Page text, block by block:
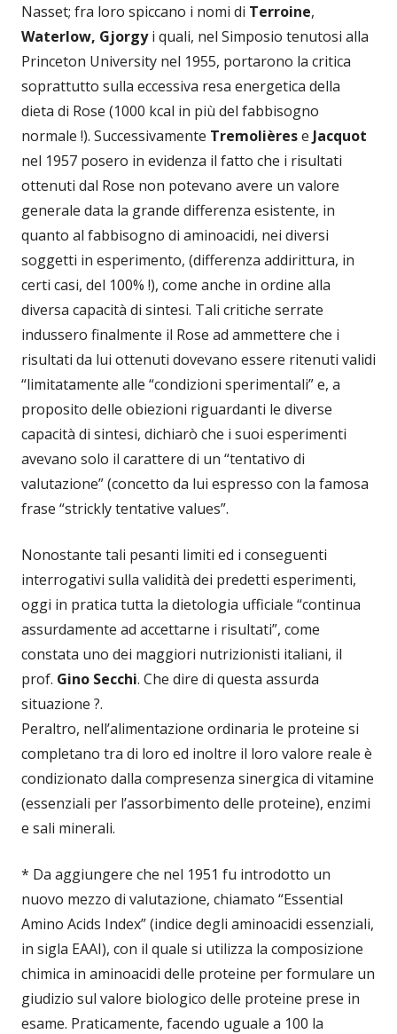
Nasset; fra loro spiccano i nomi di Terroine,
Waterlow, Gjorgyi quali, nel Simposio tenutosi alla
Princeton University nel 1955, portarono la critica
soprattutto sulla eccessiva resa energetica della
dieta di Rose (1000 kcal in più del fabbisogno
normale !). Successivamente Tremolièrese Jacquot
nel 1957 posero in evidenza il fatto che i risultati
ottenuti dal Rose non potevano avere un valore
generale data la grande differenza esistente, in
quanto al fabbisogno di aminoacidi, nei diversi
soggetti in esperimento, (differenza addirittura, in
certi casi, del 100% !), come anche in ordine alla
diversa capacità di sintesi. Tali critiche serrate
indussero finalmente il Rose ad ammettere che i
risultati da lui ottenuti dovevano essere ritenuti validi
“limitatamente alle “condizioni sperimentali” e, a
proposito delle obiezioni riguardanti le diverse
capacità di sintesi, dichiarò che i suoi esperimenti
avevano solo il carattere di un “tentativo di
valutazione” (concetto da lui espresso con la famosa
frase “strickly tentative values”.
Nonostante tali pesanti limiti ed i conseguenti
interrogativi sulla validità dei predetti esperimenti,
oggi in pratica tutta la dietologia ufficiale “continua
assurdamente ad accettarne i risultati”, come
constata uno dei maggiori nutrizionisti italiani, il
prof. Gino Secchi. Che dire di questa assurda
situazione ?.
Peraltro, nell’alimentazione ordinaria le proteine si
completano tra di loro ed inoltre il loro valore reale è
condizionato dalla compresenza sinergica di vitamine
(essenziali per l’assorbimento delle proteine), enzimi
e sali minerali.
* Da aggiungere che nel 1951 fu introdotto un
nuovo mezzo di valutazione, chiamato “Essential
Amino Acids Index” (indice degli aminoacidi essenziali,
in sigla EAAI), con il quale si utilizza la composizione
chimica in aminoacidi delle proteine per formulare un
giudizio sul valore biologico delle proteine prese in
esame. Praticamente, facendo uguale a 100 la